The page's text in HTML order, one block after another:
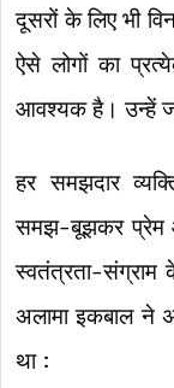
दूसरों के लिए भी
ऐसे लोगों का
आवश्यक है। उन्हें
हर समझदार
समझ-बूझकर प्रेम
स्वतंत्रता-संग्राम
अलामा इकबाल ने
था :